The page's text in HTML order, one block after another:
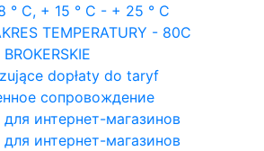
° C, + 15 ° C - + 25 ° C
TEMPERATURY - 80C
dopłaty do taryf
сопровождение
интернет-магазинов
интернет-магазинов